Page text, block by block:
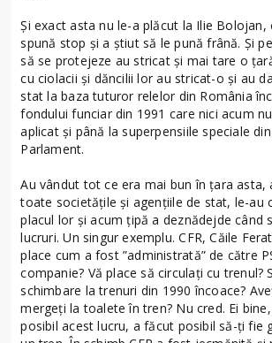
Și exact asta nu le-a plăcut la Ilie Bolojan,
spună stop și a știut să le pună frână. Și
să se protejeze au stricat și mai tare o
cu ciolacii și dăncilii lor au stricat-o și au
stat la baza tuturor relelor din România
fondului funciar din 1991 care nici acum
aplicat și până la superpensiile speciale
Parlament.
Au vândut tot ce era mai bun în țara asta,
toate societățile și agențiile de stat, le-au
placul lor și acum țipă a deznădejde când
lucruri. Un singur exemplu. CFR, Căile
place cum a fost ”administrată” de către
companie? Vă place să circulați cu trenul?
schimbare la trenuri din 1990 încoace?
mergeți la toalete în tren? Nu cred. Ei
posibil acest lucru, a făcut posibil să-ți fie